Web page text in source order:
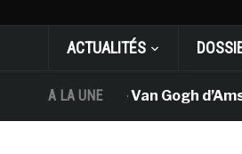
ACTUALITÉS
A LA UNE
Le musée Van Gogh